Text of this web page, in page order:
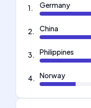
1. Germany
2. China
3. Philippines
4. Norway